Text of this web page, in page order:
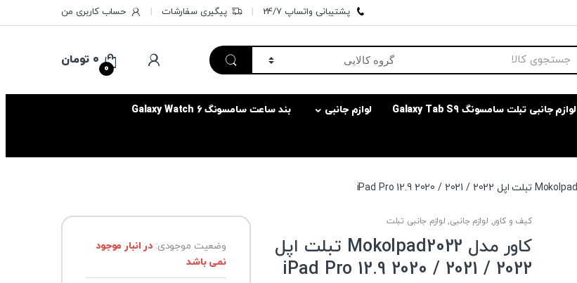
پشتیبانی واتساپ 24/7 پیگیری سفارشات حساب کاربری من
0
۰ تومان
لوازم جانبی تبلت سامسونگ Galaxy Tab S9 لوازم جانبی بند ساعت سامسونگ Galaxy Watch 6
کیف و کاور, لوازم جانبی, لوازم جانبی تبلت
کاور مدل MokoIpad2022 تبلت اپل
iPad Pro 12.9 2020 / 2021 / 2022
وضعیت موجودی:در انبار موجود
نمی باشد